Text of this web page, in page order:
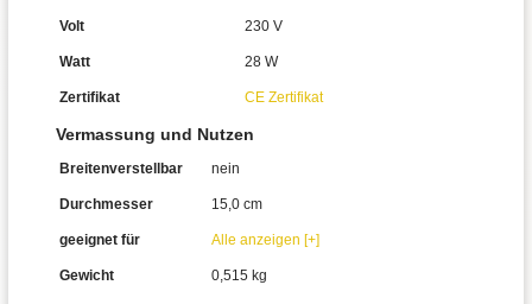
Volt 230 V
Watt 28 W
Zertifikat CE Zertifikat
Vermassung und Nutzen
Breitenverstellbar nein
Durchmesser 15,0 cm
geeignet für Alle anzeigen [+]
Gewicht 0,515 kg